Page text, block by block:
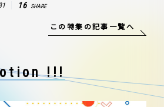
16 SHARE
この特集の記事一覧へ
!!!